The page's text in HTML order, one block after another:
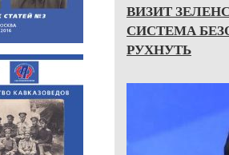
ВИЗИТ
СИСТЕМА
РУХНУТЬ